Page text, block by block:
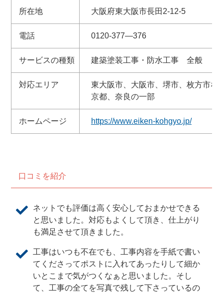
所在地 大阪府東大阪市長田2-12-5
電話 0120-377—376
サービスの種類 建築塗装工事・防水工事 全般
対応エリア
東大阪市、大阪市、堺市、枚方市な
京都、奈良の一部
ホームページ https://www.eiken-kohgyo.jp/
口コミを紹介
ネットでも評価は高く安心しておまかせできる
と思いました。対応もよくして頂き、仕上がり
も満足させて頂きました。
工事はいつも不在でも、工事内容を手紙で書い
てくださってポストに入れてあったりして細か
いとこまで気がつくなぁと思いました。そし
て、工事の全てを写真で残して下さっているの